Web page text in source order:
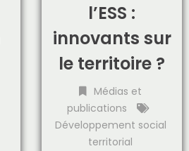
l’ESS :
innovants sur
le territoire ?
Médias et
publications
Développement social
territorial